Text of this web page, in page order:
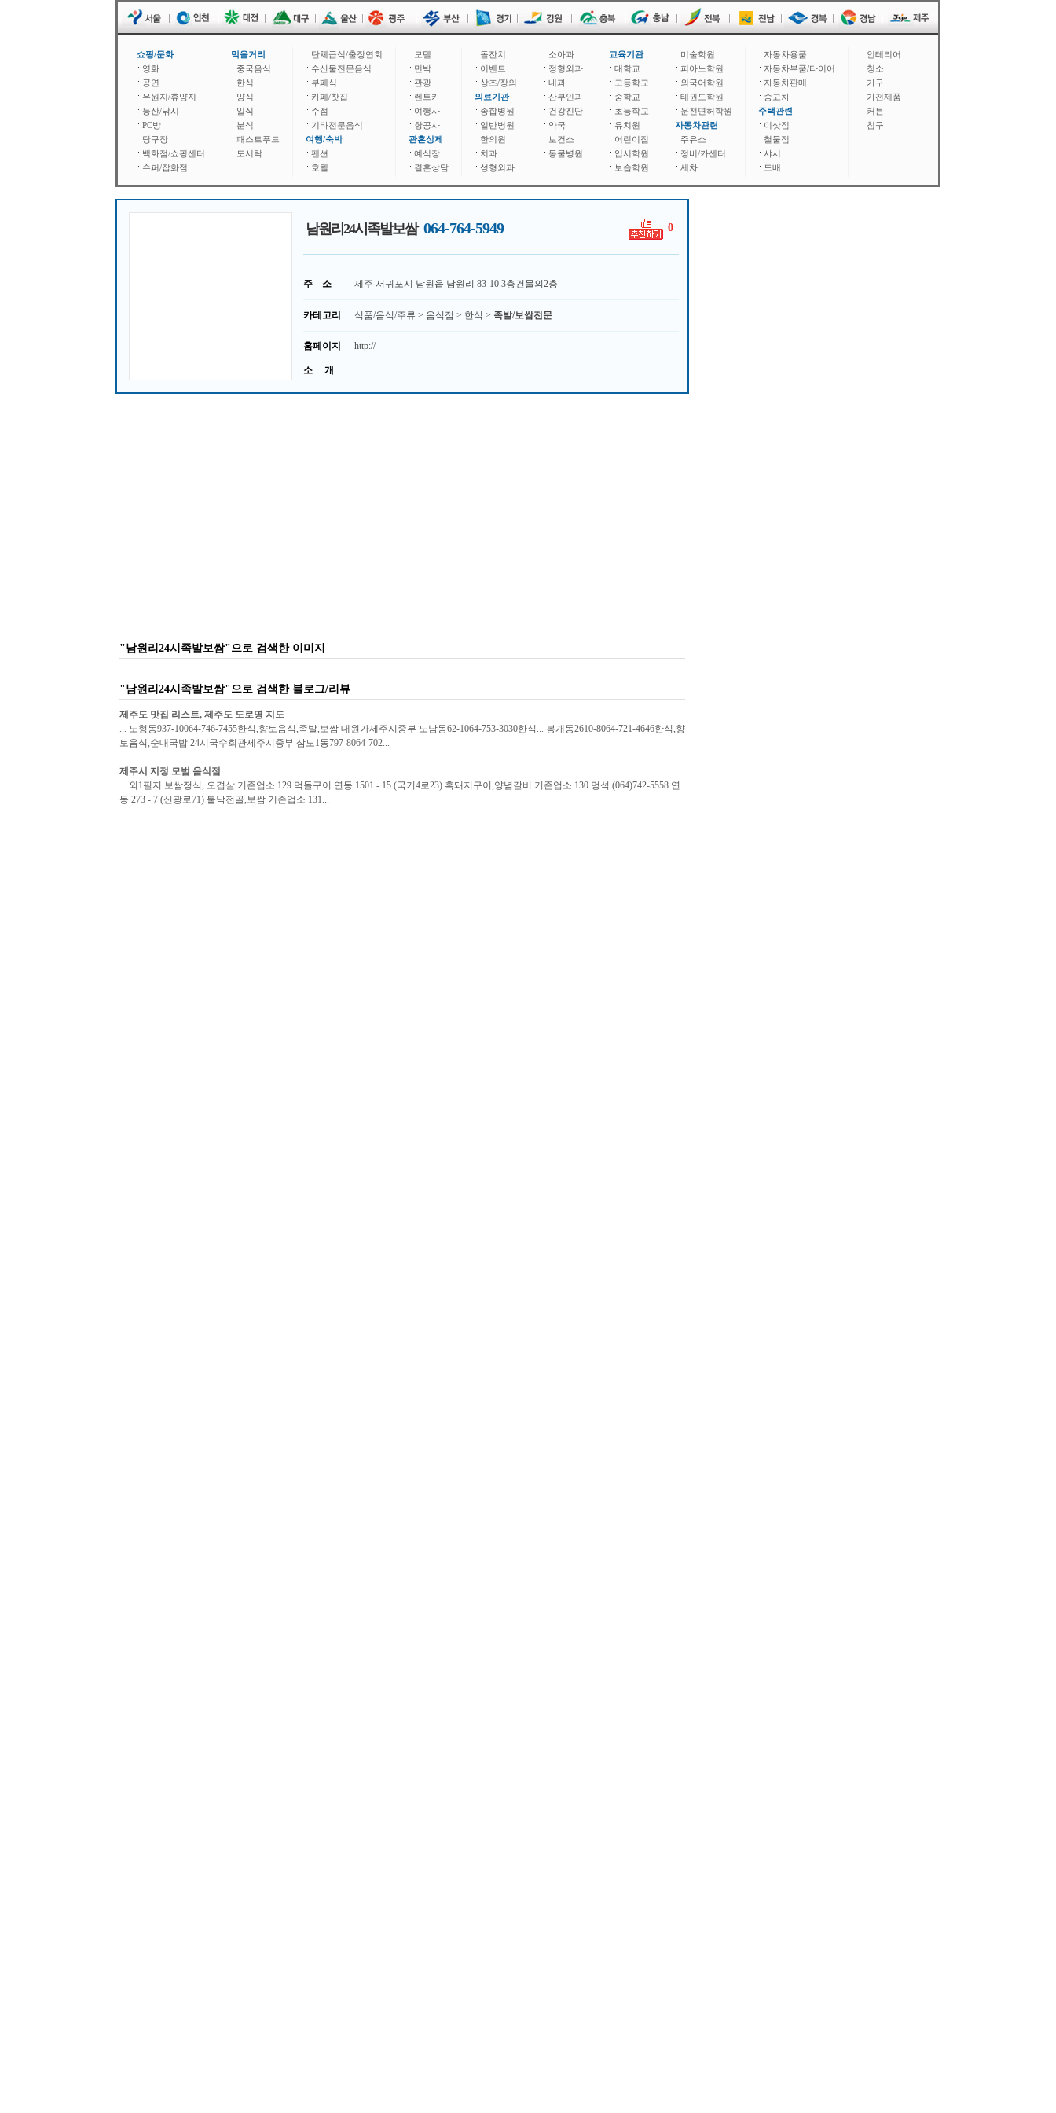
쇼핑/문화
영화
공연
유원지/휴양지
등산/낚시
PC방
당구장
백화점/쇼핑센터
슈퍼/잡화점
먹을거리
중국음식
한식
양식
일식
분식
패스트푸드
도시락
단체급식/출장연회
수산물전문음식
부페식
카페/찻집
주점
기타전문음식
여행/숙박
펜션
호텔
모텔
민박
관광
렌트카
여행사
항공사
관혼상제
예식장
결혼상담
돌잔치
이벤트
상조/장의
의료기관
종합병원
일반병원
한의원
치과
성형외과
소아과
정형외과
내과
산부인과
건강진단
약국
보건소
동물병원
교육기관
대학교
고등학교
중학교
초등학교
유치원
어린이집
입시학원
보습학원
미술학원
피아노학원
외국어학원
태권도학원
운전면허학원
자동차관련
주유소
정비/카센터
세차
자동차용품
자동차부품/타이어
자동차판매
중고차
주택관련
이삿짐
철물점
샤시
도배
인테리어
청소
가구
가전제품
커튼
침구
남원리24시족발보쌈 064-764-5949 0
주 소 제주 서귀포시 남원읍 남원리 83-10 3층건물의2층
카테고리 식품/음식/주류 > 음식점 > 한식 > 족발/보쌈전문
홈페이지 http://
소 개
"남원리24시족발보쌈"으로 검색한 이미지
"남원리24시족발보쌈"으로 검색한 블로그/리뷰
제주도 맛집 리스트, 제주도 도로명 지도
... 노형동937-10064-746-7455한식,향토음식,족발,보쌈 대원가제주시중부 도남동62-1064-753-3030한식... 봉개동2610-8064-721-4646한식,향
토음식,순대국밥 24시국수회관제주시중부 삼도1동797-8064-702...
제주시 지정 모범 음식점
... 외1필지 보쌈정식, 오겹살 기존업소 129 먹돌구이 연동 1501 - 15 (국기4로23) 흑돼지구이,양념갈비 기존업소 130 멍석 (064)742-5558 연
동 273 - 7 (신광로71) 불낙전골,보쌈 기존업소 131...